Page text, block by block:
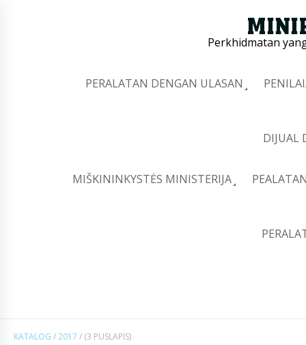
Perkhidmatan
PERALATAN DENGAN ULASAN
DIJUAL
MIŠKININKYSTĖS MINISTERIJA
KATALOG /2017 / (3 PUSLAPIS)